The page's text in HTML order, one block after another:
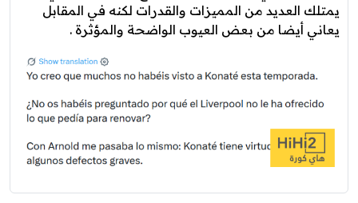
يمتلك العديد من المميزات والقدرات لكنه في المقابل
يعاني أيضا من بعض العيوب الواضحة والمؤثرة .